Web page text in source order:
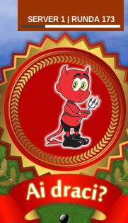
SERVER 1 | RUNDA 173